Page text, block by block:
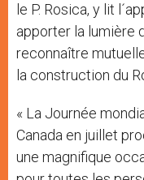
le P. Rosica, y lit
apporter la lumière
reconnaître
la construction du
« La Journée
Canada en juillet
une magnifique